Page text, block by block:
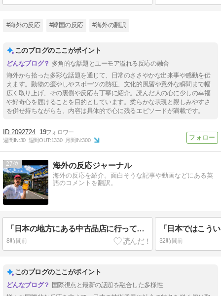
#海外の反応 #韓国の反応 #海外の翻訳
このブログのここがポイント
多角的な話題とユーモア溢れる反応の融合
海外から拾った多彩な話題を通じて、日常のささやかな出来事や感動を伝
えます。動物の癒やしやスポーツの熱狂、文化的風習や意外な瞬間まで幅
広く取り上げ、その裏側や反応も丁寧に紹介。読んだ人の心に少しの幸福
や好奇心を届けることを目的としています。柔らかな表現と親しみやすさ
を併せ持ちながらも、内容は具体的で心に残るエピソードが満載です。
2092724 19
週間IN:30 週間OUT:1330 月間IN:300
27 海外の反応ジャーナル
海外の反応を紹介。面白そうな記事や動画などにある英
語のコメントを翻訳。
「日本の地方にある中古品店に行ってレトロ品を探してみた」海外の反応
8時間前 32時間前
このブログのここがポイント
国際視点と最新の話題を融合した多様性